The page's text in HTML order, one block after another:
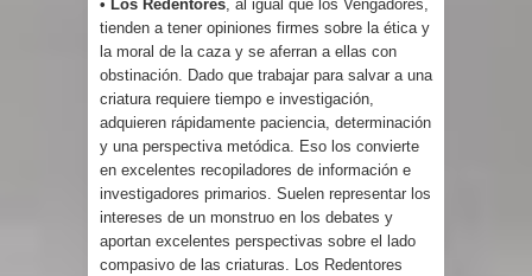
• Los Redentores, al igual que los Vengadores,
tienden a tener opiniones firmes sobre la ética y
la moral de la caza y se aferran a ellas con
obstinación. Dado que trabajar para salvar a una
criatura requiere tiempo e investigación,
adquieren rápidamente paciencia, determinación
y una perspectiva metódica. Eso los convierte
en excelentes recopiladores de información e
investigadores primarios. Suelen representar los
intereses de un monstruo en los debates y
aportan excelentes perspectivas sobre el lado
compasivo de las criaturas. Los Redentores